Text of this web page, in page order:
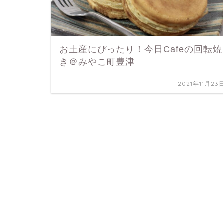
お土産にぴったり！今日Cafeの回転焼
き＠みやこ町豊津
2021年11月23